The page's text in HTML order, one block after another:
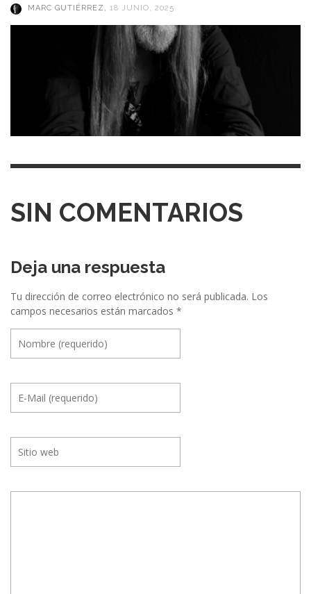
MARC GUTIÉRREZ , 18 JUNIO, 2025
SIN COMENTARIOS
Deja una respuesta
Tu dirección de correo electrónico no será publicada. Los
campos necesarios están marcados *